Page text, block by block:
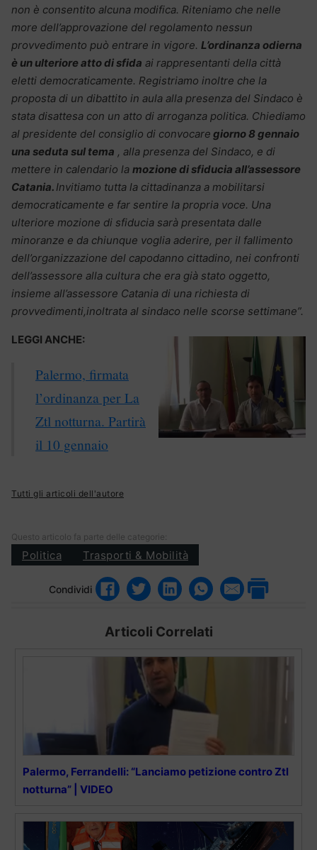
non è consentito alcuna modifica. Riteniamo che nelle
more dell’approvazione del regolamento nessun
provvedimento può entrare in vigore. L’ordinanza odierna
è un ulteriore atto di sfida ai rappresentanti della città
eletti democraticamente. Registriamo inoltre che la
proposta di un dibattito in aula alla presenza del Sindaco è
stata disattesa con un atto di arroganza politica. Chiediamo
al presidente del consiglio di convocare giorno 8 gennaio
una seduta sul tema , alla presenza del Sindaco, e di
mettere in calendario la mozione di sfiducia all’assessore
Catania. Invitiamo tutta la cittadinanza a mobilitarsi
democraticamente e far sentire la propria voce. Una
ulteriore mozione di sfiducia sarà presentata dalle
minoranze e da chiunque voglia aderire, per il fallimento
dell’organizzazione del capodanno cittadino, nei confronti
dell’assessore alla cultura che era già stato oggetto,
insieme all’assessore Catania di una richiesta di
provvedimenti,inoltrata al sindaco nelle scorse settimane”.
LEGGI ANCHE:
Palermo, firmata
l’ordinanza per La
Ztl notturna. Partirà
il 10 gennaio
Tutti gli articoli dell'autore
Questo articolo fa parte delle categorie:
Politica Trasporti & Mobilità
Condividi
Articoli Correlati
Palermo, Ferrandelli: “Lanciamo petizione contro Ztl
notturna” | VIDEO